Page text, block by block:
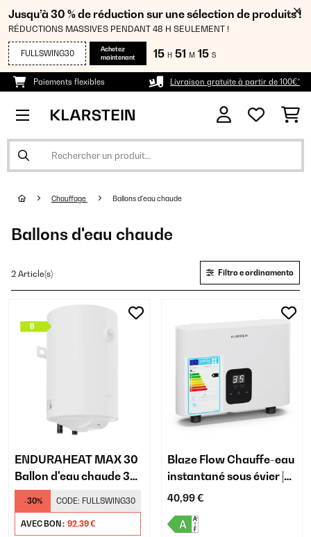
Jusqu’à 30 % de réduction sur une sélection de produits !
RÉDUCTIONS MASSIVES PENDANT 48 H SEULEMENT !
FULLSWING30
Achetez
maintenant
15 H 51 M 14 S
Paiements flexibles Livraison gratuite à partir de 100€*
Chauffage Ballons d'eau chaude
Ballons d'eau chaude
2 Article(s) Filtro e ordinamento
ENDURAHEAT MAX 30
Ballon d'eau chaude 30
litres
-30% CODE: FULLSWING30
AVEC BON : 92,39 €
Blaze Flow Chauffe-eau
instantané sous évier |
5,5 kW
40,99 €